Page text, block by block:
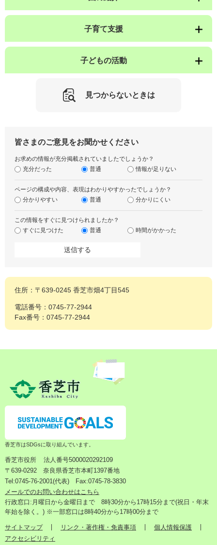
子育て支援
子どもの活動
見つからないときは
皆さまのご意見をお聞かせください
お求めの情報が充分掲載されていましたでしょうか？
充分だった
普通 情報が足りない
ページの構成や内容、表現はわかりやすかったでしょうか？
分かりやすい
普通 分かりにくい
この情報をすぐに見つけられましたか？
すぐに見つけた
普通 時間がかかった
住所：〒639-0245 香芝市畑4丁目545
電話番号：0745-77-2944
Fax番号：0745-77-2944
香芝市はSDGsに取り組んでいます。
香芝市役所
法人番号5000020292109
〒639-0292 奈良県香芝市本町1397番地
Tel:0745-76-2001(代表) Fax:0745-78-3830
メールでのお問い合わせはこちら
行政窓口:月曜日から金曜日まで 8時30分から17時15分まで(祝日・年末
年始を除く。) ※一部窓口は8時40分から17時00分まで
サイトマップ リンク・著作権・免責事項
個人情報保護
アクセシビリティ